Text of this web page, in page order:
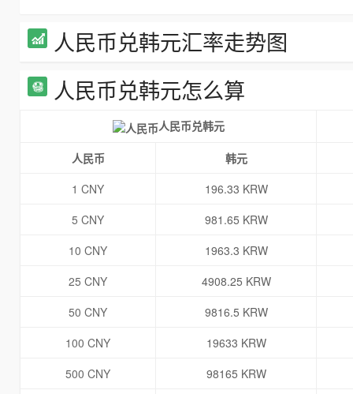
人民币兑韩元汇率走势图
人民币兑韩元怎么算
人民币兑韩元
人民币
韩元
1 CNY
196.33 KRW
5 CNY
981.65 KRW
10 CNY
1963.3 KRW
25 CNY
4908.25 KRW
50 CNY
9816.5 KRW
100 CNY
19633 KRW
500 CNY
98165 KRW